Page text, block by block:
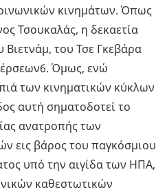
κινημάτων. Όπως
Τσουκαλάς, η δεκαετία
Βιετνάμ, του Τσε Γκεβάρα
Όμως, ενώ
των κινηματικών κύκλων
αυτή σηματοδοτεί το
ανατροπής των
εις βάρος του παγκόσμιου
υπό την αιγίδα των ΗΠΑ,
καθεστωτικών